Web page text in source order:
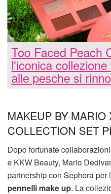
Too Faced Peach
l'iconica
alle pesche si
MAKEUP BY MARIO
COLLECTION SET
Dopo fortunate
e KKW Beauty, Mario
partnership con Sephora per
pennelli make up. La